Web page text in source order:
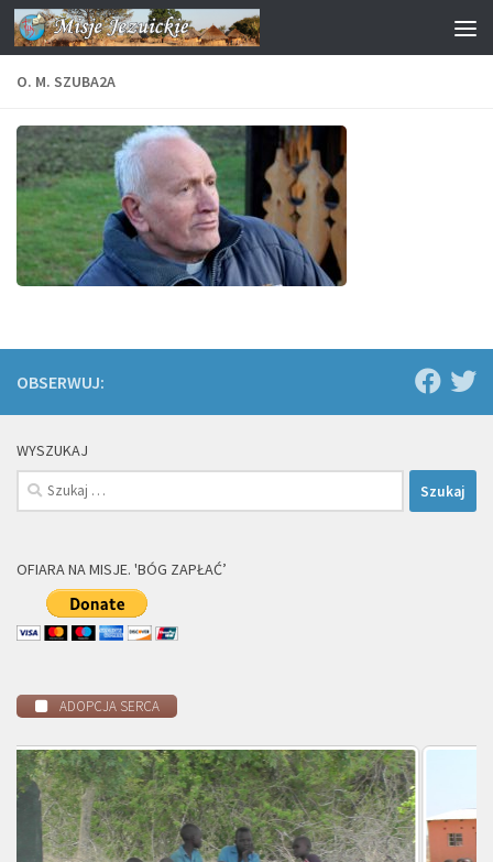
Przejdź do treści
O. M. SZUBA2A
OBSERWUJ:
WYSZUKAJ
Szukaj:
OFIARA NA MISJE. 'BÓG ZAPŁAĆ’
ADOPCJA SERCA